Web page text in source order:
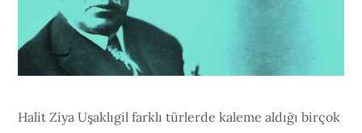
Halit Ziya Uşaklıgil farklı türlerde kaleme aldığı birçok